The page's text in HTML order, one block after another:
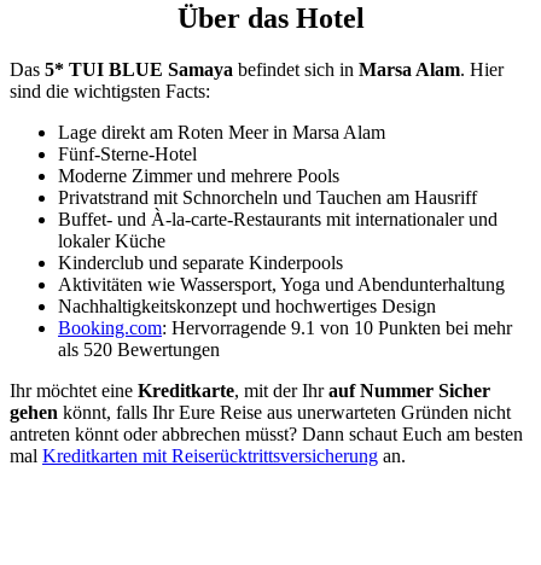
Über das Hotel
Das 5* TUI BLUE Samaya befindet sich in Marsa Alam. Hier
sind die wichtigsten Facts:
Lage direkt am Roten Meer in Marsa Alam
Fünf-Sterne-Hotel
Moderne Zimmer und mehrere Pools
Privatstrand mit Schnorcheln und Tauchen am Hausriff
Buffet- und À-la-carte-Restaurants mit internationaler und
lokaler Küche
Kinderclub und separate Kinderpools
Aktivitäten wie Wassersport, Yoga und Abendunterhaltung
Nachhaltigkeitskonzept und hochwertiges Design
Booking.com: Hervorragende 9.1 von 10 Punkten bei mehr
als 520 Bewertungen
Ihr möchtet eine Kreditkarte, mit der Ihrauf Nummer Sicher
gehen könnt, falls Ihr Eure Reise aus unerwarteten Gründen nicht
antreten könnt oder abbrechen müsst? Dann schaut Euch am besten
mal Kreditkarten mit Reiserücktrittsversicherung an.